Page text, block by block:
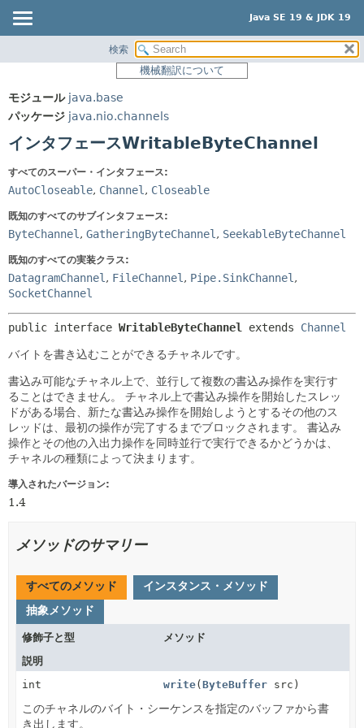
Java SE 19 & JDK 19
パッケージ
使用
ツリー
新規
非推奨
索引
サマリー:
ネスト済
メソッド
詳細:
コンストラクタ
検索
機械翻訳について
モジュール java.base
パッケージ java.nio.channels
インタフェースWritableByteChannel
すべてのスーパー・インタフェース:
AutoCloseable, Channel , Closeable
既知のすべてのサブインタフェース:
ByteChannel , GatheringByteChannel , SeekableByteChannel
既知のすべての実装クラス:
DatagramChannel , FileChannel , Pipe.SinkChannel ,
SocketChannel
public interface WritableByteChannel extends Channel
バイトを書き込むことができるチャネルです。
書込み可能なチャネル上で、並行して複数の書込み操作を実行す
ることはできません。
チャネル上で書込み操作を開始したスレッ
ドがある場合、新たな書込み操作を開始しようとするその他のス
レッドは、最初の操作が完了するまでブロックされます。
書込み
操作とその他の入出力操作を同時並行で実行できるかどうかは、
チャネルの種類によって決まります。
導入されたバージョン:
1.4
メソッドのサマリー
すべてのメソッド
インスタンス・メソッド
抽象メソッド
修飾子と型
メソッド
説明
int
write(ByteBuffer src)
このチャネルのバイト・シーケンスを指定のバッファから書
き出します。